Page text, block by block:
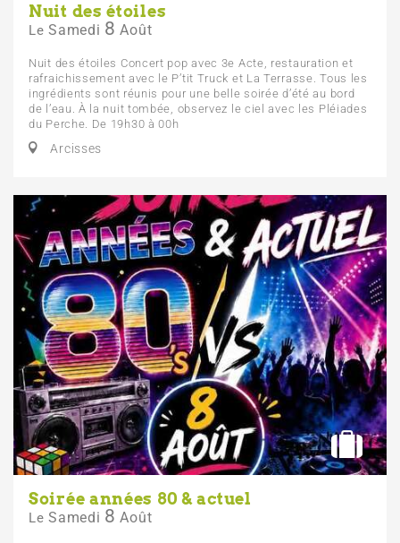
Nuit des étoiles
Le Samedi 8 Août
Nuit des étoiles Concert pop avec 3e Acte, restauration et
rafraichissement avec le P’tit Truck et La Terrasse. Tous les
ingrédients sont réunis pour une belle soirée d’été au bord
de l’eau. À la nuit tombée, observez le ciel avec les Pléiades
du Perche. De 19h30 à 00h
Arcisses
Soirée années 80 & actuel
Le Samedi 8 Août